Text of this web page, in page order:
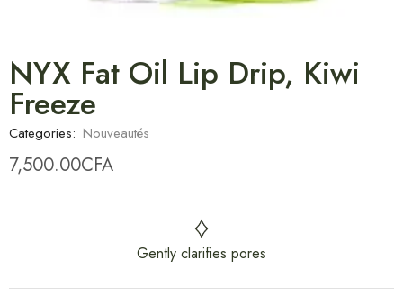
NYX Fat Oil Lip Drip, Kiwi
Freeze
Categories: Nouveautés
7,500.00CFA
Gently clarifies pores